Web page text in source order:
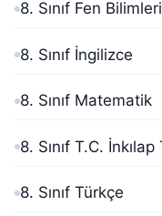
8. Sınıf Fen Bilimleri
8. Sınıf İngilizce
8. Sınıf Matematik
8. Sınıf Türkçe